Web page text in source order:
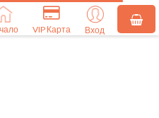
VIP Карта Вход